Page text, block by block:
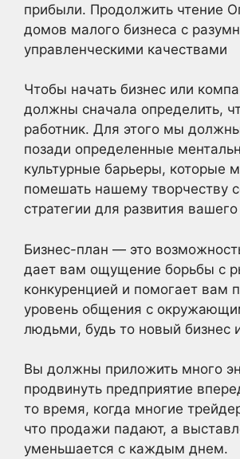
прибыли. Продолжить чтение
домов малого бизнеса с
управленческими качествами
Чтобы начать бизнес или
должны сначала определить,
работник. Для этого мы
позади определенные
культурные барьеры, которые
помешать нашему творчеству
стратегии для развития
Бизнес-план — это
дает вам ощущение борьбы с
конкуренцией и помогает вам
уровень общения с
людьми, будь то новый бизнес
Вы должны приложить много
продвинуть предприятие
то время, когда многие
что продажи падают, а
уменьшается с каждым днем.